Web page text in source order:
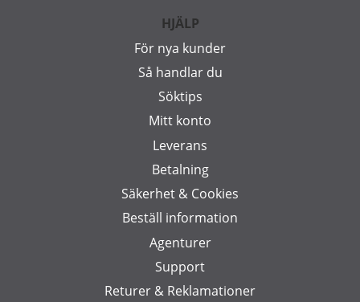
HJÄLP
För nya kunder
Så handlar du
Söktips
Mitt konto
Leverans
Betalning
Säkerhet & Cookies
Beställ information
Agenturer
Support
Returer & Reklamationer